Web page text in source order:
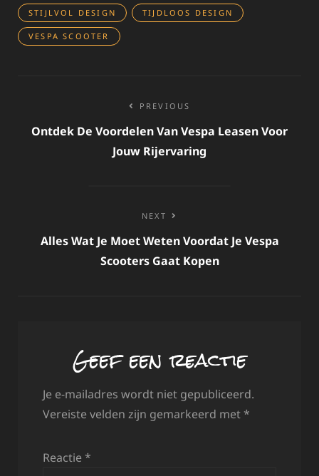
STIJLVOL DESIGN TIJDLOOS DESIGN
VESPA SCOOTER
navigatie
PREVIOUS
Ontdek De Voordelen Van Vespa Leasen Voor
Jouw Rijervaring
NEXT
Alles Wat Je Moet Weten Voordat Je Vespa
Scooters Gaat Kopen
Geef een reactie
Je e-mailadres wordt niet gepubliceerd.
Vereiste velden zijn gemarkeerd met *
Reactie *